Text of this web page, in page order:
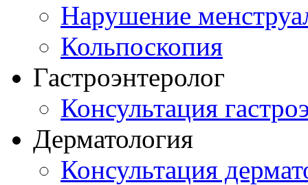
Нарушение
Кольпоскопия
Гастроэнтеролог
Консультация
Дерматология
Консультация